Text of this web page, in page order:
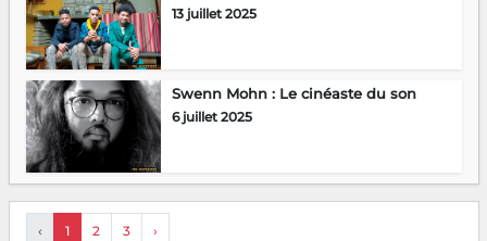
13 juillet 2025
Swenn Mohn : Le cinéaste du son
6 juillet 2025
‹ 1 2 3 ›